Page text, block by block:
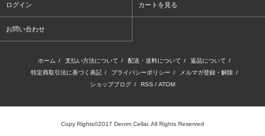
ログイン カートを見る
お問い合わせ
ホーム / 支払い方法について / 配送・送料について / 返品について /
特定商取引法に基づく表記 / プライバシーポリシー / メルマガ登録・解除 /
ショップブログ / RSS / ATOM
Copy Rights©2017 Denim Cellar. All Rights Reserved